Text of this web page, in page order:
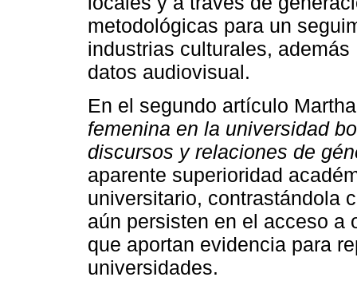
metodológicas para un
industrias culturales,
datos audiovisual.
En el segundo artículo
femenina en la universidad
discursos y relaciones de
aparente superioridad
universitario, contrastándola
aún persisten en el acceso a
que aportan evidencia para
universidades.